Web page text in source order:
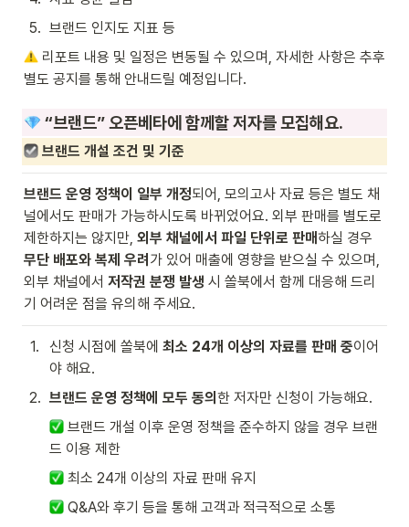
5. 브랜드 인지도 지표 등
리포트 내용 및 일정은 변동될 수 있으며, 자세한 사항은 추후
별도 공지를 통해 안내드릴 예정입니다.
“브랜드” 오픈베타에 함께할 저자를 모집해요.
브랜드 개설 조건 및 기준
브랜드 운영 정책이 일부 개정되어, 모의고사 자료 등은 별도 채
널에서도 판매가 가능하시도록 바뀌었어요. 외부 판매를 별도로
제한하지는 않지만, 외부 채널에서 파일 단위로 판매
무단 배포와 복제 우려 가 있어 매출에 영향을 받으실 수 있으며,
외부 채널에서 저작권 분쟁 발생 시 쏠북에서 함께 대응해 드리
기 어려운 점을 유의해 주세요.
1. 신청 시점에 쏠북에 최소 24개 이상의 자료를 판매 중이어
야 해요.
2. 브랜드 운영 정책에 모두 동의 한 저자만 신청이 가능해요.
브랜드 개설 이후 운영 정책을 준수하지 않을 경우 브랜
드 이용 제한
최소 24개 이상의 자료 판매 유지
Q&A와 후기 등을 통해 고객과 적극적으로 소통